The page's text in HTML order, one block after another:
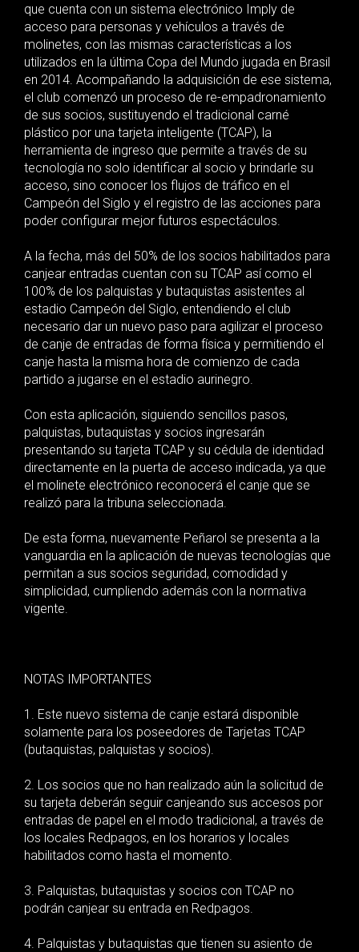
que cuenta con un sistema electrónico Imply de
acceso para personas y vehículos a través de
molinetes, con las mismas características a los
utilizados en la última Copa del Mundo jugada en Brasil
en 2014. Acompañando la adquisición de ese sistema,
el club comenzó un proceso de re-empadronamiento
de sus socios, sustituyendo el tradicional carné
plástico por una tarjeta inteligente (TCAP), la
herramienta de ingreso que permite a través de su
tecnología no solo identificar al socio y brindarle su
acceso, sino conocer los flujos de tráfico en el
Campeón del Siglo y el registro de las acciones para
poder configurar mejor futuros espectáculos.
A la fecha, más del 50% de los socios habilitados para
canjear entradas cuentan con su TCAP así como el
100% de los palquistas y butaquistas asistentes al
estadio Campeón del Siglo, entendiendo el club
necesario dar un nuevo paso para agilizar el proceso
de canje de entradas de forma física y permitiendo el
canje hasta la misma hora de comienzo de cada
partido a jugarse en el estadio aurinegro.
Con esta aplicación, siguiendo sencillos pasos,
palquistas, butaquistas y socios ingresarán
presentando su tarjeta TCAP y su cédula de identidad
directamente en la puerta de acceso indicada, ya que
el molinete electrónico reconocerá el canje que se
realizó para la tribuna seleccionada.
De esta forma, nuevamente Peñarol se presenta a la
vanguardia en la aplicación de nuevas tecnologías que
permitan a sus socios seguridad, comodidad y
simplicidad, cumpliendo además con la normativa
vigente.
NOTAS IMPORTANTES
1. Este nuevo sistema de canje estará disponible
solamente para los poseedores de Tarjetas TCAP
(butaquistas, palquistas y socios).
2. Los socios que no han realizado aún la solicitud de
su tarjeta deberán seguir canjeando sus accesos por
entradas de papel en el modo tradicional, a través de
los locales Redpagos, en los horarios y locales
habilitados como hasta el momento.
3. Palquistas, butaquistas y socios con TCAP no
podrán canjear su entrada en Redpagos.
4. Palquistas y butaquistas que tienen su asiento de